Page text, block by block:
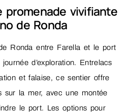
promenade vivifiante
de Ronda
Ronda entre Farella et le port
d’exploration. Entrelacs
et falaise, ce sentier offre
sur la mer, avec une montée
le port. Les options pour